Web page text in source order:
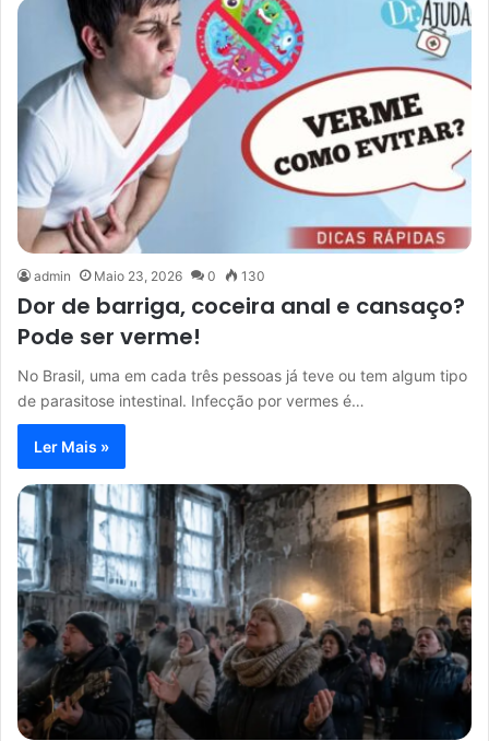
admin Maio 23, 2026 0 130
Dor de barriga, coceira anal e cansaço?
Pode ser verme!
No Brasil, uma em cada três pessoas já teve ou tem algum tipo
de parasitose intestinal. Infecção por vermes é…
Ler Mais »